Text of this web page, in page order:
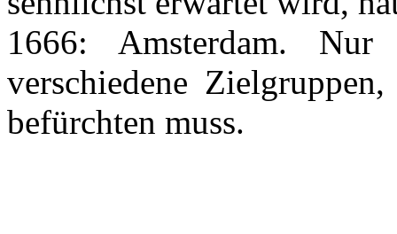
1666: Amsterdam.
verschiedene
befürchten muss.